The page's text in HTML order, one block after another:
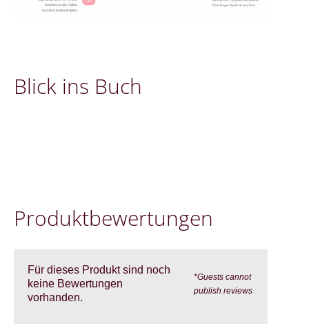
Blick ins Buch
Pro­dukt­be­wer­tung­en
Für dieses Produkt sind noch
keine Bewertungen
vorhanden.
*Guests cannot
publish reviews